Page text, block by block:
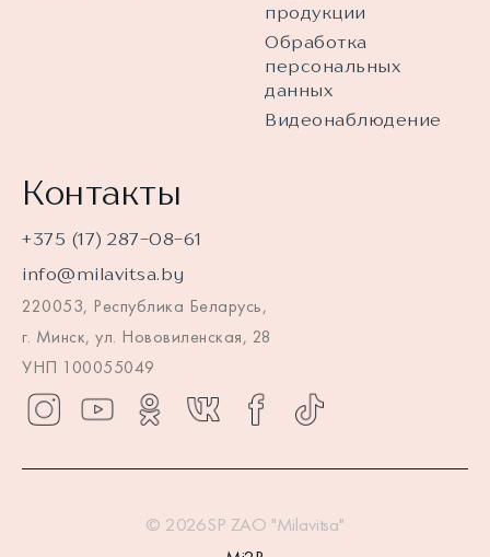
продукции
Обработка
персональных
данных
Видеонаблюдение
Контакты
+375 (17) 287-08-61
info@milavitsa.by
220053, Республика Беларусь,
г. Минск, ул. Нововиленская, 28
УНП 100055049
© 2026SP ZAO "Milavitsa"